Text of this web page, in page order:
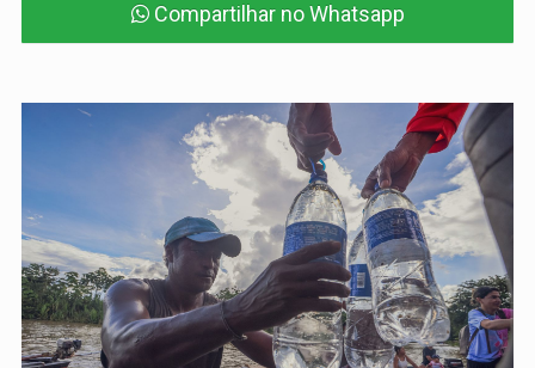
Compartilhar no Whatsapp